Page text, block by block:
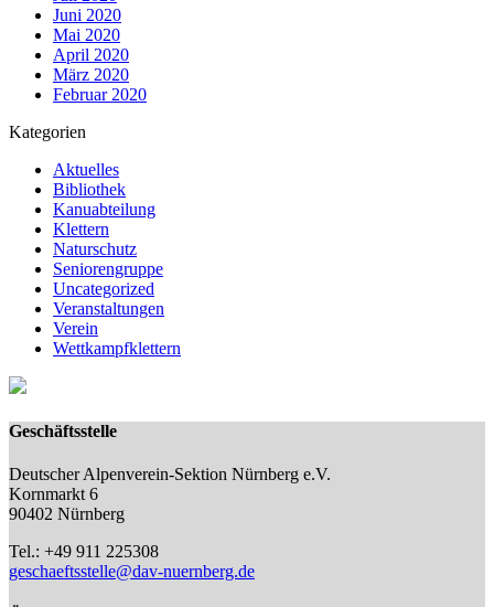
Juni 2020
Mai 2020
April 2020
März 2020
Februar 2020
Kategorien
Aktuelles
Bibliothek
Kanuabteilung
Klettern
Naturschutz
Seniorengruppe
Uncategorized
Veranstaltungen
Verein
Wettkampfklettern
Geschäftsstelle
Deutscher Alpenverein-Sektion Nürnberg e.V.
Kornmarkt 6
90402 Nürnberg
Tel.: +49 911 225308
geschaeftsstelle@dav-nuernberg.de